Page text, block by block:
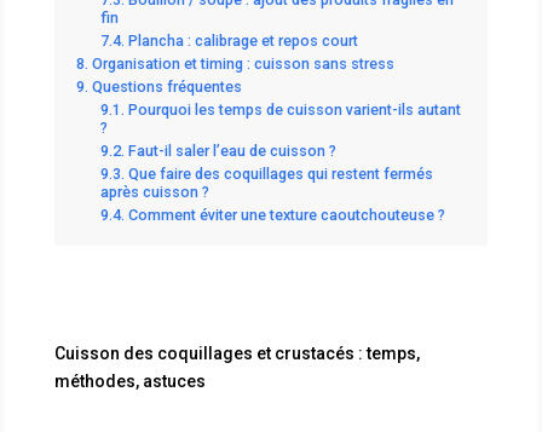
fin
Plancha : calibrage et repos court
Organisation et timing : cuisson sans stress
Questions fréquentes
Pourquoi les temps de cuisson varient-ils autant
?
Faut-il saler l’eau de cuisson ?
Que faire des coquillages qui restent fermés
après cuisson ?
Comment éviter une texture caoutchouteuse ?
Cuisson des coquillages et crustacés : temps,
méthodes, astuces